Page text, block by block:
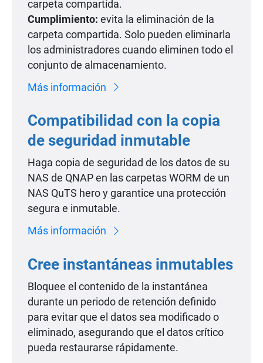
carpeta compartida.
Cumplimiento: evita la eliminación de la
carpeta compartida. Solo pueden eliminarla
los administradores cuando eliminen todo el
conjunto de almacenamiento.
Más información
Compatibilidad con la copia
de seguridad inmutable
Haga copia de seguridad de los datos de su
NAS de QNAP en las carpetas WORM de un
NAS QuTS hero y garantice una protección
segura e inmutable.
Más información
Cree instantáneas inmutables
Bloquee el contenido de la instantánea
durante un periodo de retención definido
para evitar que el datos sea modificado o
eliminado, asegurando que el datos crítico
pueda restaurarse rápidamente.